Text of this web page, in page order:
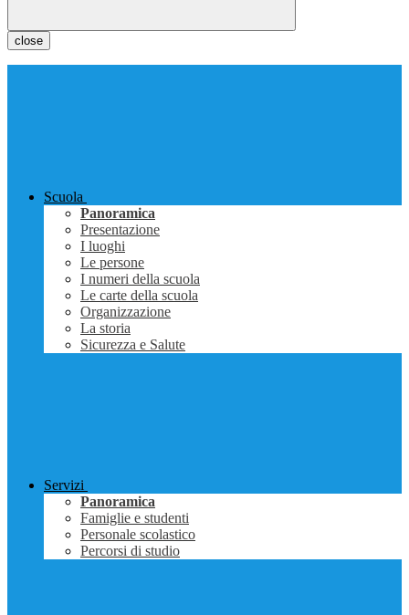
close
Scuola
Panoramica
Presentazione
I luoghi
Le persone
I numeri della scuola
Le carte della scuola
Organizzazione
La storia
Sicurezza e Salute
Servizi
Panoramica
Famiglie e studenti
Personale scolastico
Percorsi di studio